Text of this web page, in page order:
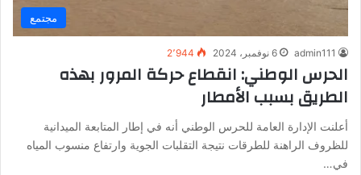
مجتمع
admin111 6 نوفمبر، 2024 2٬944
الحرس الوطني: انقطاع حركة المرور بهذه
الطريق بسبب الأمطار
أعلنت الإدارة العامة للحرس الوطني أنه في إطار المتابعة الميدانية
للظروف الراهنة للطرقات نتيجة التقلبات الجوية وارتفاع منسوب المياه
في…